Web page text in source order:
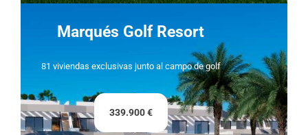
Marqués Golf Resort
81 viviendas exclusivas junto al campo de golf
339.900 €